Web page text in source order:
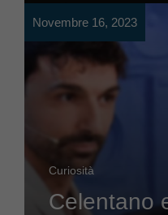
Novembre 16, 2023
Curiosità
Celentano